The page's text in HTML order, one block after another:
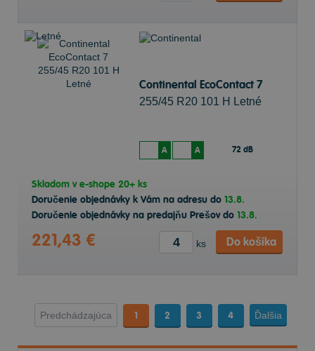
Continental EcoContact 7
255/45 R20 101 H Letné
A A 72 dB
Skladom ve-shope 20+ ks
Doručenie objednávky k Vám na adresu do 13.8.
Doručenie objednávky na predajňu Prešov do 13.8.
221,43 € ks Do košíka
Predchádzajúca 1 2 3 4 Ďalšia